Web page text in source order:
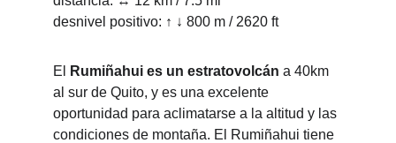
desnivel positivo: ↑ ↓ 800 m / 2620 ft
El Rumiñahui es un estratovolcán a 40km
al sur de Quito, y es una excelente
oportunidad para aclimatarse a la altitud y las
condiciones de montaña. El Rumiñahui tiene